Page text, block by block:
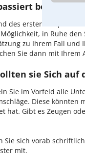
beim
des ersten Gesprächs
in Ruhe
zu Ihrem Fall und
Sie dann mit Ihrem
sie Sich auf
Sie im Vorfeld alle
Diese könnten
hat. Gibt es Zeugen
Sie sich vorab
mit.